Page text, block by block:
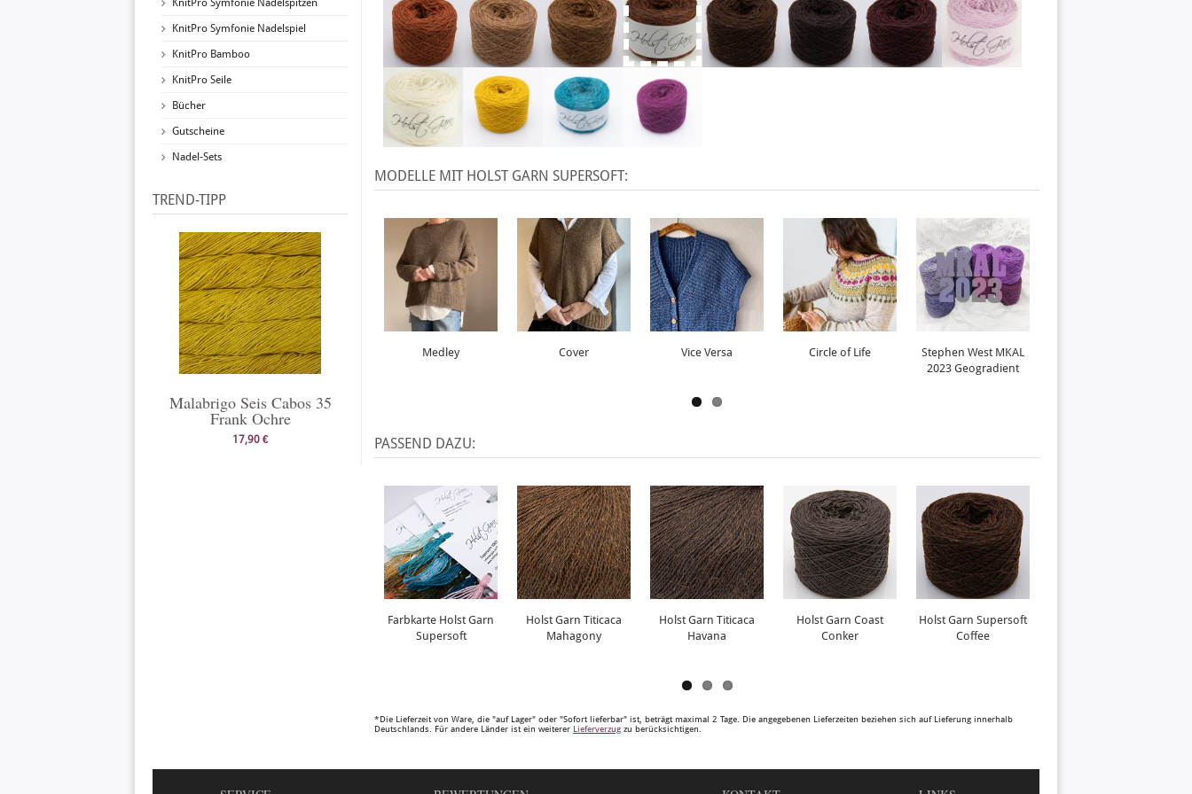
KnitPro Symfonie Nadelspitzen
KnitPro Symfonie Nadelspiel
KnitPro Bamboo
KnitPro Seile
Bücher
Gutscheine
Nadel-Sets
TREND-TIPP
Malabrigo Seis Cabos 35
Frank Ochre
17,90 €
X
MODELLE MIT HOLST GARN SUPERSOFT:
Medley Cover Vice Versa Circle of Life
Stephen West MKAL
2023 Geogradient
PASSEND DAZU:
Farbkarte Holst Garn
Supersoft
Holst Garn Titicaca
Mahagony
Holst Garn Titicaca
Havana
Holst Garn Coast
Conker
Holst Garn Supersoft
Coffee
*Die Lieferzeit von Ware, die "auf Lager" oder "Sofort lieferbar" ist, beträgt maximal 2 Tage. Die angegebenen Lieferzeiten beziehen sich auf Lieferung innerhalb
Deutschlands. Für andere Länder ist ein weiterer Lieferverzug zu berücksichtigen.